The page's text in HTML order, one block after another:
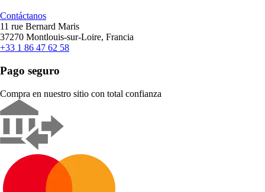
Contáctanos
11 rue Bernard Maris
37270 Montlouis-sur-Loire, Francia
+33 1 86 47 62 58
Pago seguro
Compra en nuestro sitio con total confianza